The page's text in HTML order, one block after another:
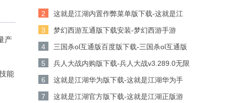
产
能
2
这就是江湖内置作弊菜单版下载-这就是江
湖作弊版v14.3.0安卓版下载
3
梦幻西游互通版下载安装-梦幻西游手游
v1.567.0安卓版下载
4
三国杀ol互通版百度版下载-三国杀ol互通版
百度游戏v3.9.0安卓版下载
5
兵人大战内购版下载-兵人大战v3.289.0无限
金币钻石版下载
6
这就是江湖华为版下载-这就是江湖华为手
机游戏v14.3.0安卓版下载
7
这就是江湖官方版下载-这就是江湖正版游